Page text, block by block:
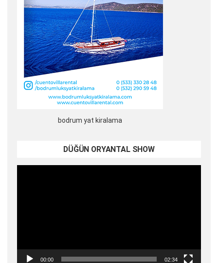
bodrum yat kiralama
DÜĞÜN ORYANTAL SHOW
00:00 02:34